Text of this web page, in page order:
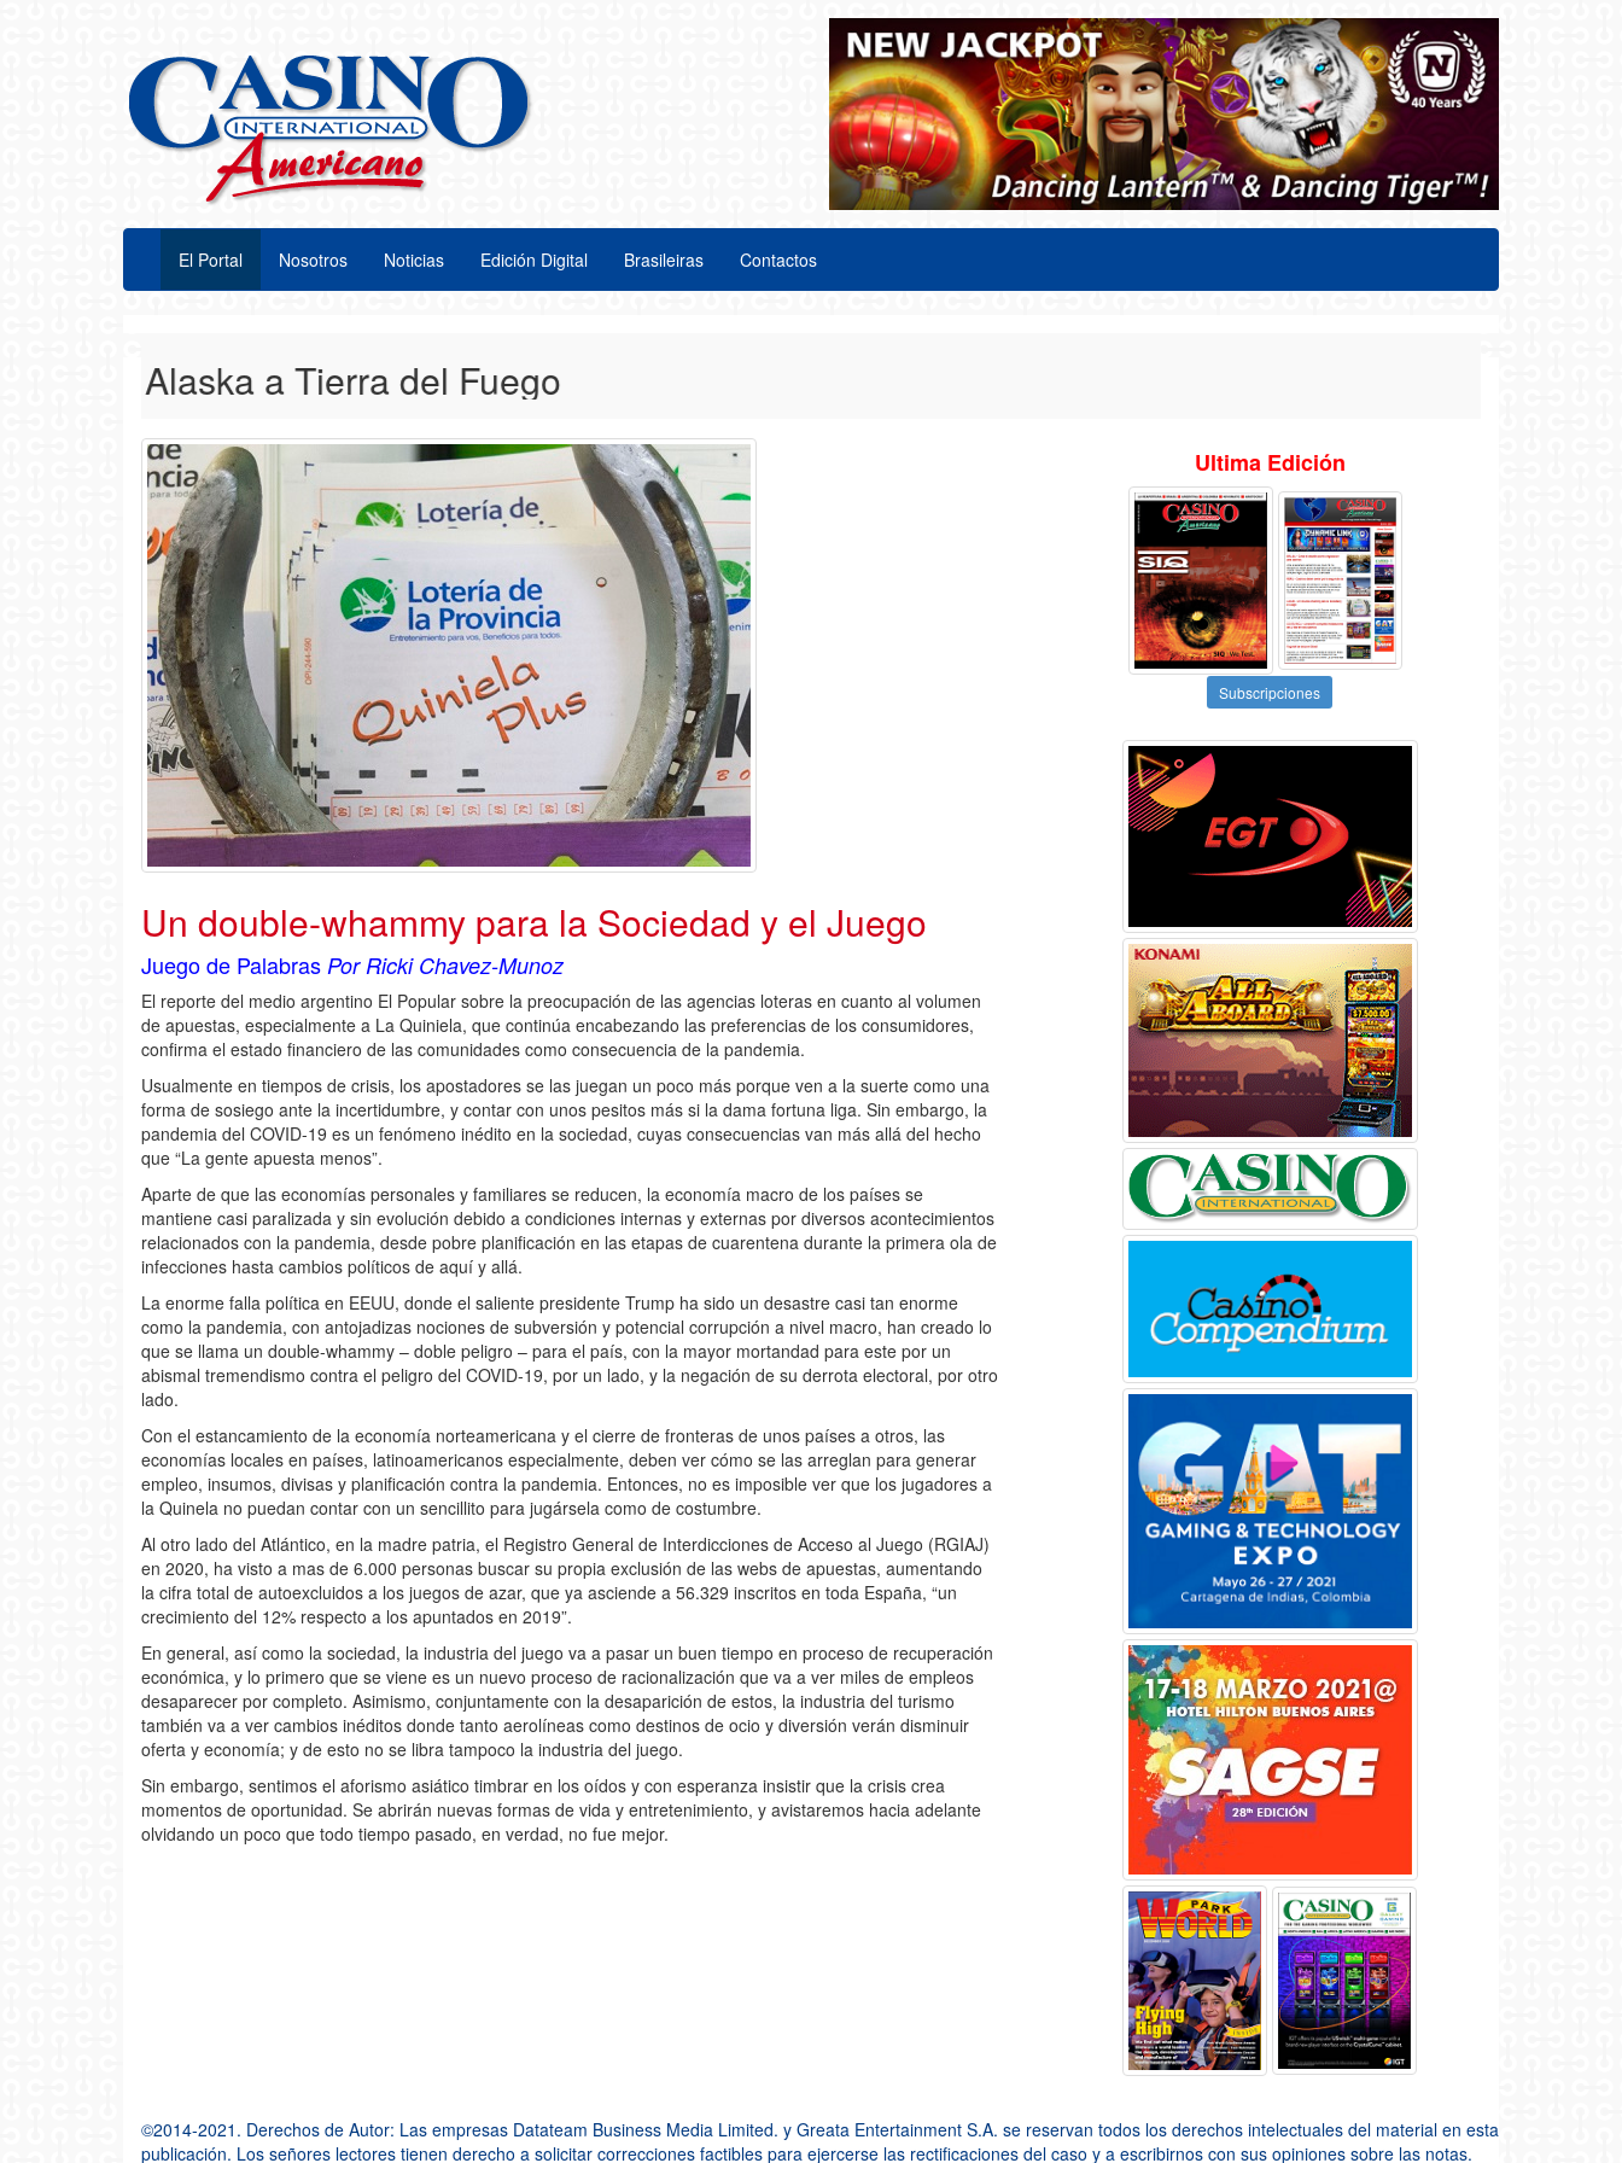
El Portal Nosotros Noticias Edición Digital Brasileiras Contactos
Alaska a Tierra del Fuego
Un double-whammy para la Sociedad y el Juego
Juego de Palabras Por Ricki Chavez-Munoz
El reporte del medio argentino El Popular sobre la preocupación de las agencias loteras en cuanto al volumen
de apuestas, especialmente a La Quiniela, que continúa encabezando las preferencias de los consumidores,
confirma el estado financiero de las comunidades como consecuencia de la pandemia.
Usualmente en tiempos de crisis, los apostadores se las juegan un poco más porque ven a la suerte como una
forma de sosiego ante la incertidumbre, y contar con unos pesitos más si la dama fortuna liga. Sin embargo, la
pandemia del COVID-19 es un fenómeno inédito en la sociedad, cuyas consecuencias van más allá del hecho
que “La gente apuesta menos”.
Aparte de que las economías personales y familiares se reducen, la economía macro de los países se
mantiene casi paralizada y sin evolución debido a condiciones internas y externas por diversos acontecimientos
relacionados con la pandemia, desde pobre planificación en las etapas de cuarentena durante la primera ola de
infecciones hasta cambios políticos de aquí y allá.
La enorme falla política en EEUU, donde el saliente presidente Trump ha sido un desastre casi tan enorme
como la pandemia, con antojadizas nociones de subversión y potencial corrupción a nivel macro, han creado lo
que se llama un double-whammy – doble peligro – para el país, con la mayor mortandad para este por un
abismal tremendismo contra el peligro del COVID-19, por un lado, y la negación de su derrota electoral, por otro
lado.
Con el estancamiento de la economía norteamericana y el cierre de fronteras de unos países a otros, las
economías locales en países, latinoamericanos especialmente, deben ver cómo se las arreglan para generar
empleo, insumos, divisas y planificación contra la pandemia. Entonces, no es imposible ver que los jugadores a
la Quinela no puedan contar con un sencillito para jugársela como de costumbre.
Al otro lado del Atlántico, en la madre patria, el Registro General de Interdicciones de Acceso al Juego (RGIAJ)
en 2020, ha visto a mas de 6.000 personas buscar su propia exclusión de las webs de apuestas, aumentando
la cifra total de autoexcluidos a los juegos de azar, que ya asciende a 56.329 inscritos en toda España, “un
crecimiento del 12% respecto a los apuntados en 2019”.
En general, así como la sociedad, la industria del juego va a pasar un buen tiempo en proceso de recuperación
económica, y lo primero que se viene es un nuevo proceso de racionalización que va a ver miles de empleos
desaparecer por completo. Asimismo, conjuntamente con la desaparición de estos, la industria del turismo
también va a ver cambios inéditos donde tanto aerolíneas como destinos de ocio y diversión verán disminuir
oferta y economía; y de esto no se libra tampoco la industria del juego.
Sin embargo, sentimos el aforismo asiático timbrar en los oídos y con esperanza insistir que la crisis crea
momentos de oportunidad. Se abrirán nuevas formas de vida y entretenimiento, y avistaremos hacia adelante
olvidando un poco que todo tiempo pasado, en verdad, no fue mejor.
Ultima Edición
Subscripciones
©2014-2021. Derechos de Autor: Las empresas Datateam Business Media Limited. y Greata Entertainment S.A. se reservan todos los derechos intelectuales del material en esta
publicación. Los señores lectores tienen derecho a solicitar correcciones factibles para ejercerse las rectificaciones del caso y a escribirnos con sus opiniones sobre las notas.